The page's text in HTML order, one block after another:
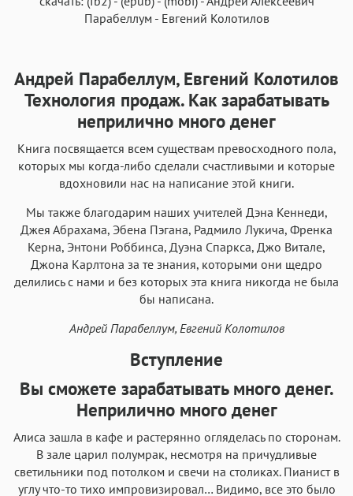
Аа
Roboto
Аа
Garamond
Аа
Fira Sans
Аа
Times
Аа Аа
Аа
Helvetica Neue
Аа
Arial Аа
Georgia
Аа
Times New Roman
Аа
Courier
Аа Аа
Menlo
Аа
SF Mono
Парабеллум - Евгений Колотилов
Андрей Парабеллум, Евгений Колотилов
Технология продаж. Как зарабатывать
неприлично много денег
Книга посвящается всем существам превосходного пола,
которых мы когда-либо сделали счастливыми и которые
вдохновили нас на написание этой книги.
Мы также благодарим наших учителей Дэна Кеннеди,
Джея Абрахама, Эбена Пэгана, Радмило Лукича, Френка
Керна, Энтони Роббинса, Дуэна Спаркса, Джо Витале,
Джона Карлтона за те знания, которыми они щедро
делились с нами и без которых эта книга никогда не была
бы написана.
Андрей Парабеллум, Евгений Колотилов
Вступление
Вы сможете зарабатывать много денег.
Неприлично много денег
Алиса зашла в кафе и растерянно огляделась по сторонам.
В зале царил полумрак, несмотря на причудливые
светильники под потолком и свечи на столиках. Пианист в
углу что-то тихо импровизировал… Видимо, все это было